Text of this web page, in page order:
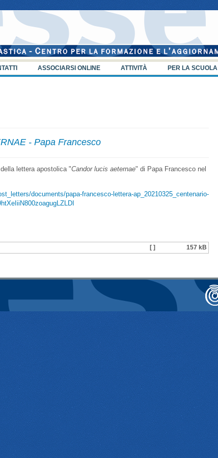
ASSOCIARSI ONLINE ATTIVITÀ PER LA SCUOLA
- Papa Francesco
lettera apostolica "Candor lucis aeternae" di Papa Francesco nel
documents/papa-francesco-lettera-ap_20210325_centenario-
[ ] 157 kB